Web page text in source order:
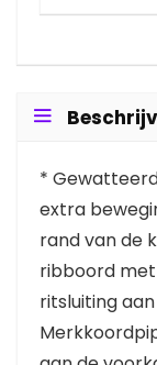
*
extra
rand van de
ribboord
ritsluiting